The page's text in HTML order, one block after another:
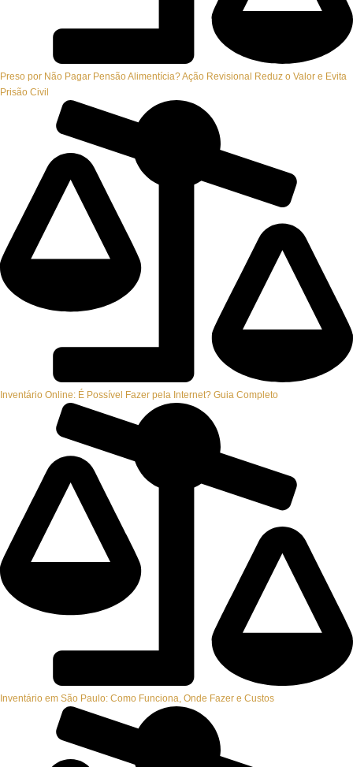
Preso por Não Pagar Pensão Alimentícia? Ação Revisional Reduz o Valor e Evita
Prisão Civil
Inventário Online: É Possível Fazer pela Internet? Guia Completo
Inventário em São Paulo: Como Funciona, Onde Fazer e Custos